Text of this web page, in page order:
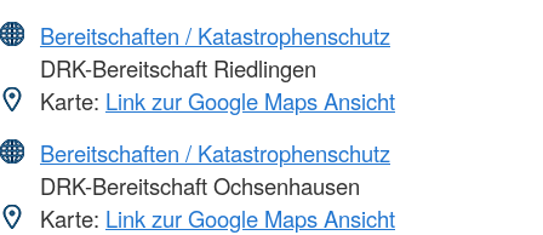
Bereitschaften / Katastrophenschutz
DRK-Bereitschaft Riedlingen
Karte: Link zur Google Maps Ansicht
Bereitschaften / Katastrophenschutz
DRK-Bereitschaft Ochsenhausen
Karte: Link zur Google Maps Ansicht